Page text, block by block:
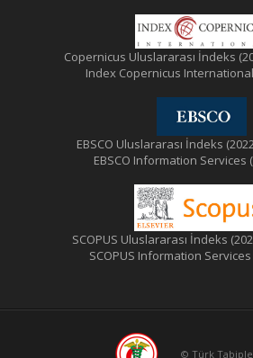
Copernicus Uluslararası İndeks
Index Copernicus International
EBSCO Uluslararası İndeks
EBSCO Information Services
SCOPUS Uluslararası İndeks
SCOPUS Information Services
© Türk